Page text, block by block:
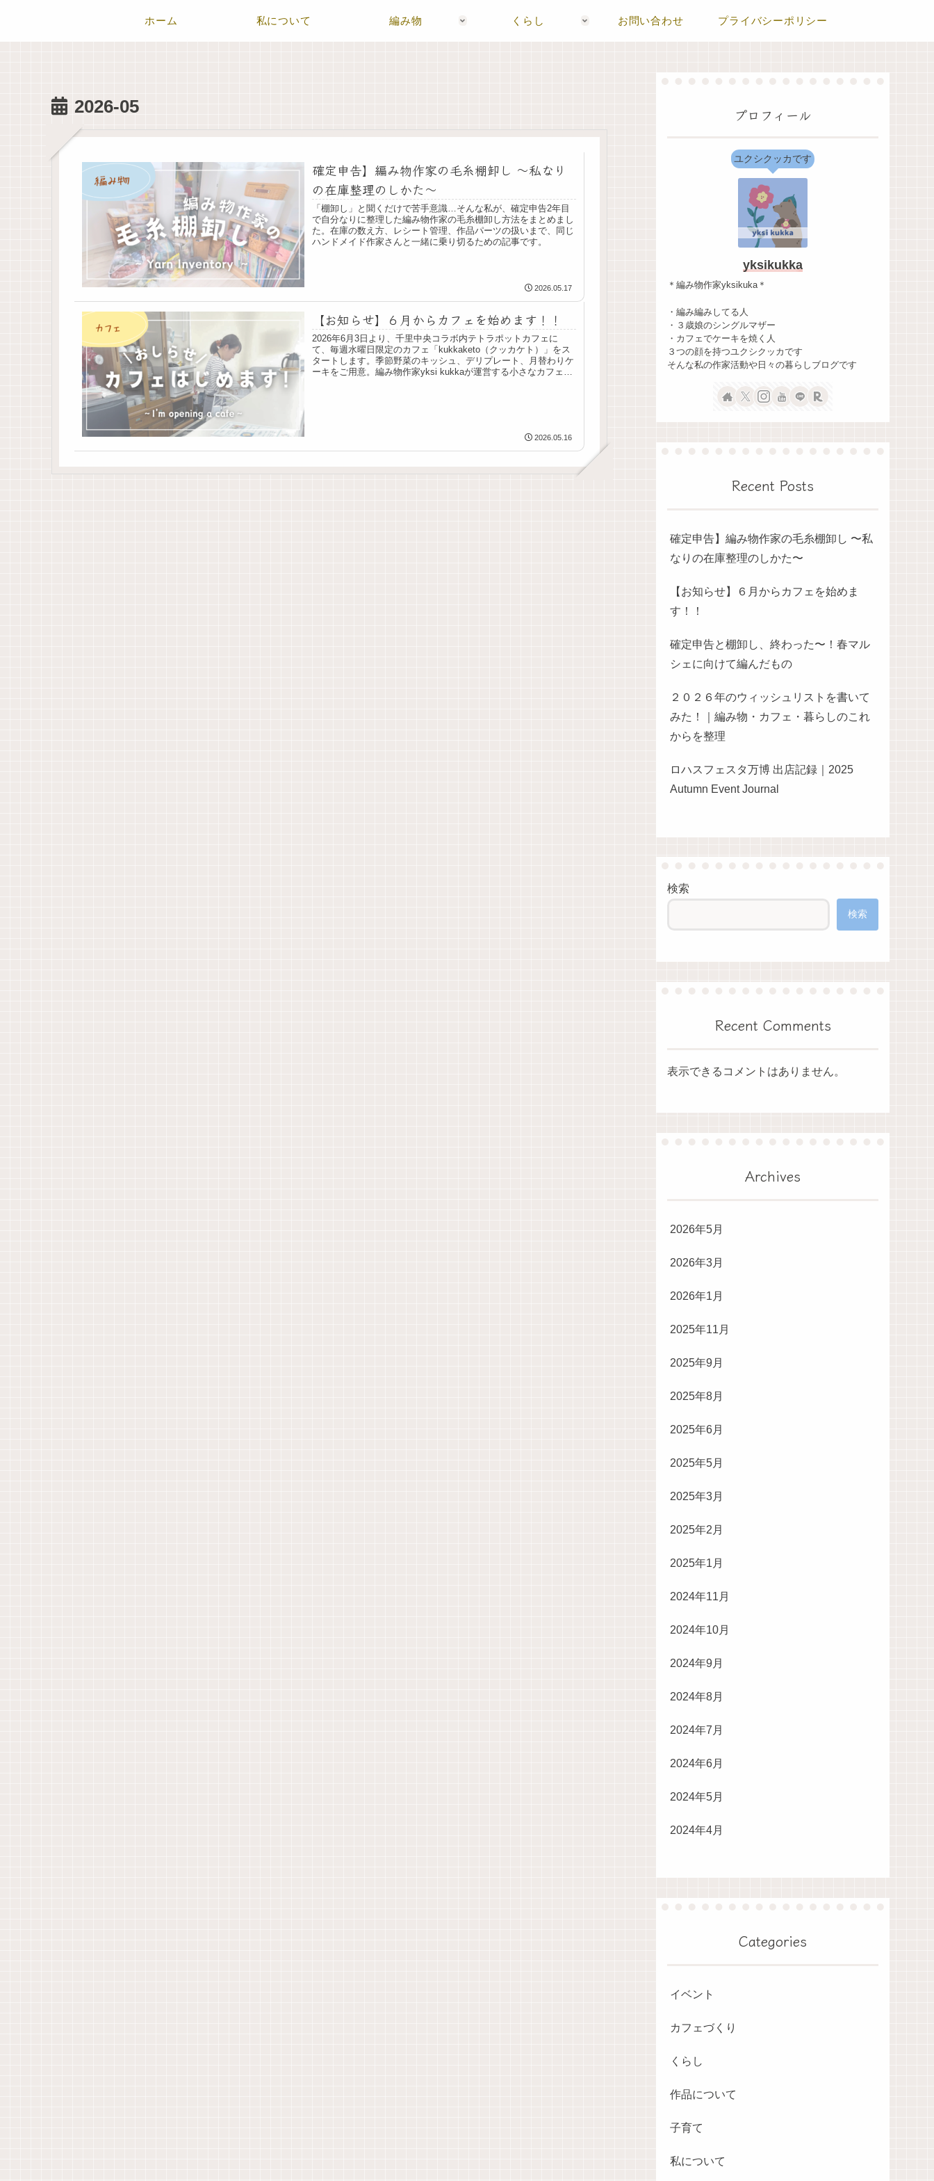
ホーム 私について 編み物 くらし お問い合わせ プライバシーポリシー
2026-05
確定申告】編み物作家の毛糸棚卸し 〜私なり
の在庫整理のしかた〜
「棚卸し」と聞くだけで苦手意識…そんな私が、確定申告2年目
で自分なりに整理した編み物作家の毛糸棚卸し方法をまとめまし
た。在庫の数え方、レシート管理、作品パーツの扱いまで、同じ
ハンドメイド作家さんと一緒に乗り切るための記事です。
2026.05.17
【お知らせ】６月からカフェを始めます！！
2026年6月3日より、千里中央コラボ内テトラポットカフェに
て、毎週水曜日限定のカフェ「kukkaketo（クッカケト）」をス
タートします。季節野菜のキッシュ、デリプレート、月替わりケ
ーキをご用意。編み物作家yksi kukkaが運営する小さなカフェで
2026.05.16
プロフィール
ユクシクッカです
yksikukka
＊編み物作家yksikuka＊
・編み編みしてる人
・３歳娘のシングルマザー
・カフェでケーキを焼く人
３つの顔を持つユクシクッカです
そんな私の作家活動や日々の暮らしブログです
Recent Posts
確定申告】編み物作家の毛糸棚卸し 〜私
なりの在庫整理のしかた〜
【お知らせ】６月からカフェを始めま
す！！
確定申告と棚卸し、終わった〜！春マル
シェに向けて編んだもの
２０２６年のウィッシュリストを書いて
みた！｜編み物・カフェ・暮らしのこれ
からを整理
ロハスフェスタ万博 出店記録｜2025
Autumn Event Journal
検索
検索
Recent Comments
表示できるコメントはありません。
Archives
2026年5月
2026年3月
2026年1月
2025年11月
2025年9月
2025年8月
2025年6月
2025年5月
2025年3月
2025年2月
2025年1月
2024年11月
2024年10月
2024年9月
2024年8月
2024年7月
2024年6月
2024年5月
2024年4月
Categories
イベント
カフェづくり
くらし
作品について
子育て
私について